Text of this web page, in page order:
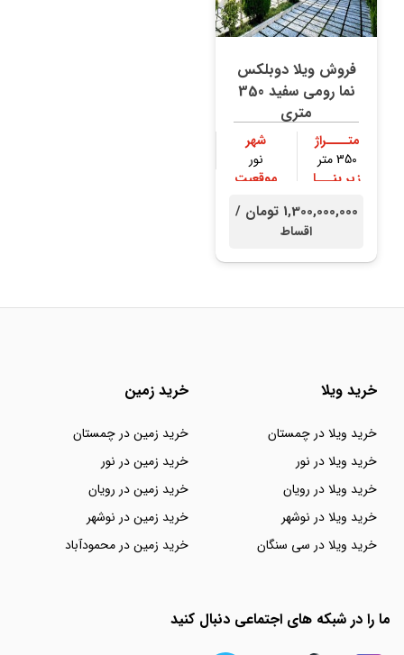
فروش ویلا دوبلکس
نما رومی سفید 350
متری
متــــراژ
350 متر
شهر
نور
زیر بنـــا
موقعیت
1,300,000,000 تومان /
اقساط
خرید ویلا
خرید ویلا در چمستان
خرید ویلا در نور
خرید ویلا در رویان
خرید ویلا در نوشهر
خرید ویلا در سی سنگان
خرید زمین
خرید زمین در چمستان
خرید زمین در نور
خرید زمین در رویان
خرید زمین در نوشهر
خرید زمین در محمودآباد
ما را در شبکه های اجتماعی دنبال کنید